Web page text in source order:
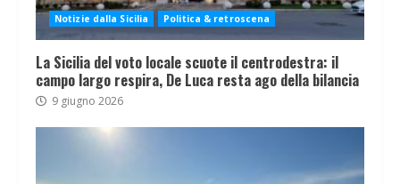
Notizie dalla Sicilia Politica & retroscena
La Sicilia del voto locale scuote il centrodestra: il
campo largo respira, De Luca resta ago della bilancia
9 giugno 2026